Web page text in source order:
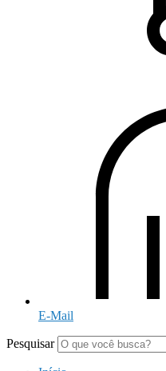
E-Mail
Pesquisar